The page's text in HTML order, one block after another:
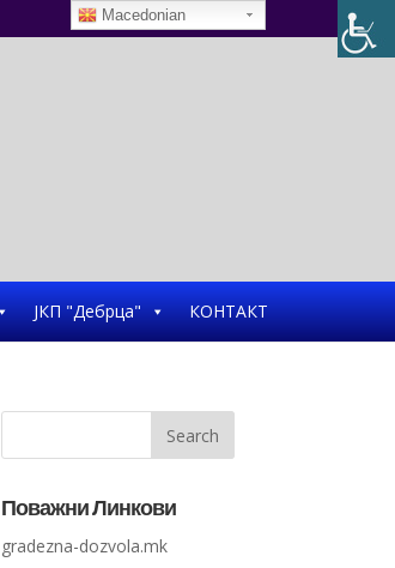
ЈКП "Дебрца" КОНТАКТ
Поважни Линкови
gradezna-dozvola.mk
Macedonian